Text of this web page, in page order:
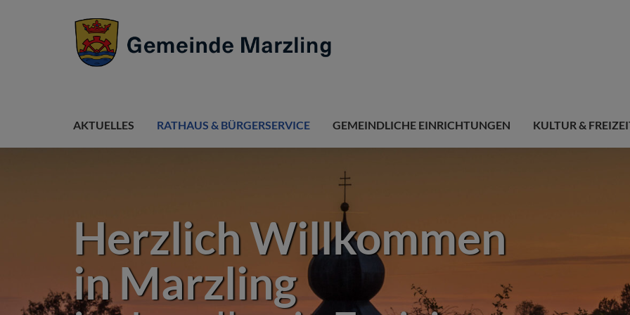
AKTUELLES RATHAUS & BÜRGERSERVICE GEMEINDLICHE EINRICHTUNGEN KULTUR &
Herzlich Willkommen
in Marzling